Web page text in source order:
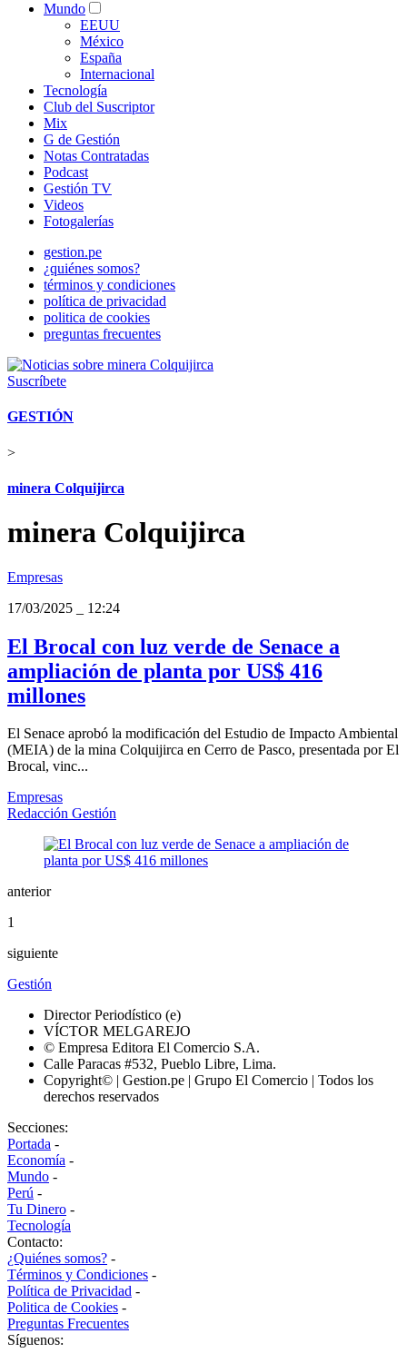
Mundo
EEUU
México
España
Internacional
Tecnología
Club del Suscriptor
Mix
G de Gestión
Notas Contratadas
Podcast
Gestión TV
Videos
Fotogalerías
gestion.pe
¿quiénes somos?
términos y condiciones
política de privacidad
politica de cookies
preguntas frecuentes
Suscríbete
GESTIÓN
>
minera Colquijirca
minera Colquijirca
Empresas
17/03/2025
12:24
El Brocal con luz verde de Senace a
ampliación de planta por US$ 416
millones
El Senace aprobó la modificación del Estudio de Impacto Ambiental
(MEIA) de la mina Colquijirca en Cerro de Pasco, presentada por El
Brocal, vinc...
Empresas
Redacción Gestión
anterior
1
siguiente
Gestión
Director Periodístico (e)
VÍCTOR MELGAREJO
© Empresa Editora El Comercio S.A.
Calle Paracas #532, Pueblo Libre, Lima.
Copyright© | Gestion.pe | Grupo El Comercio | Todos los
derechos reservados
Secciones:
Portada -
Economía -
Mundo -
Perú -
Tu Dinero -
Tecnología
Contacto:
¿Quiénes somos? -
Términos y Condiciones -
Política de Privacidad -
Politica de Cookies -
Preguntas Frecuentes
Síguenos: